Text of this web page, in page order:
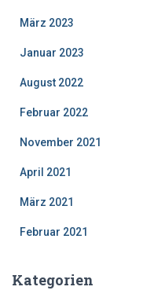
März 2023
Januar 2023
August 2022
Februar 2022
November 2021
April 2021
März 2021
Februar 2021
Kategorien